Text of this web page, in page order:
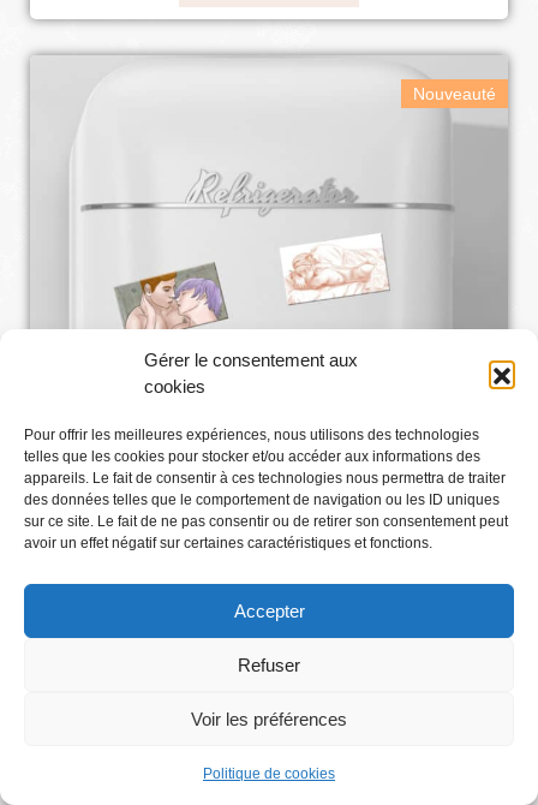
Gérer le consentement aux
cookies
Pour offrir les meilleures expériences, nous utilisons des technologies
telles que les cookies pour stocker et/ou accéder aux informations des
appareils. Le fait de consentir à ces technologies nous permettra de traiter
des données telles que le comportement de navigation ou les ID uniques
sur ce site. Le fait de ne pas consentir ou de retirer son consentement peut
avoir un effet négatif sur certaines caractéristiques et fonctions.
Accepter
Refuser
Voir les préférences
Politique de cookies
Nouveauté